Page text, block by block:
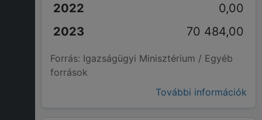
0,00
70 484,00
Forrás: Igazságügyi Minisztérium / Egyéb
források
További információk